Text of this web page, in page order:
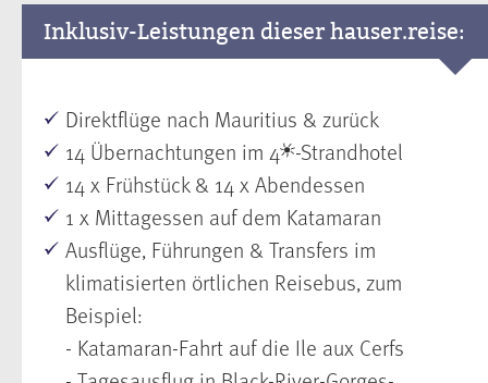
Inklusiv-Leistungen dieser hauser.reise:
Direktflüge nach Mauritius & zurück
14 Übernachtungen im 4 -Strandhotel
14 x Frühstück & 14 x Abendessen
1 x Mittagessen auf dem Katamaran
Ausflüge, Führungen & Transfers im
klimatisierten örtlichen Reisebus, zum
Beispiel:
- Katamaran-Fahrt auf die Ile aux Cerfs